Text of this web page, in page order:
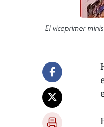
El viceprimer